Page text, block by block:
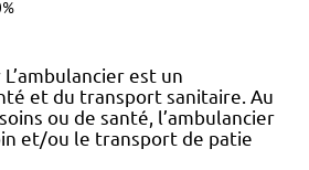
est un
et du transport sanitaire. Au
ou de santé, l’ambulancier
et/ou le transport de patie